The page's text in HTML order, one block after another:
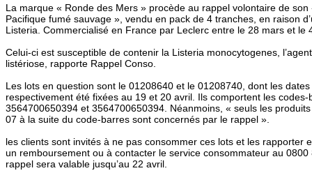
La marque « Ronde des Mers » procède au rappel volontaire de
Pacifique fumé sauvage », vendu en pack de 4 tranches, en raison
Listeria. Commercialisé en France par Leclerc entre le 28 mars et le
Celui-ci est susceptible de contenir la Listeria monocytogenes,
listériose, rapporte Rappel Conso.
Les lots en question sont le 01208640 et le 01208740, dont les
respectivement été fixées au 19 et 20 avril. Ils comportent les
3564700650394 et 3564700650394. Néanmoins, « seuls les
07 à la suite du code-barres sont concernés par le rappel ».
les clients sont invités à ne pas consommer ces lots et les rapporter
un remboursement ou à contacter le service consommateur au
rappel sera valable jusqu’au 22 avril.